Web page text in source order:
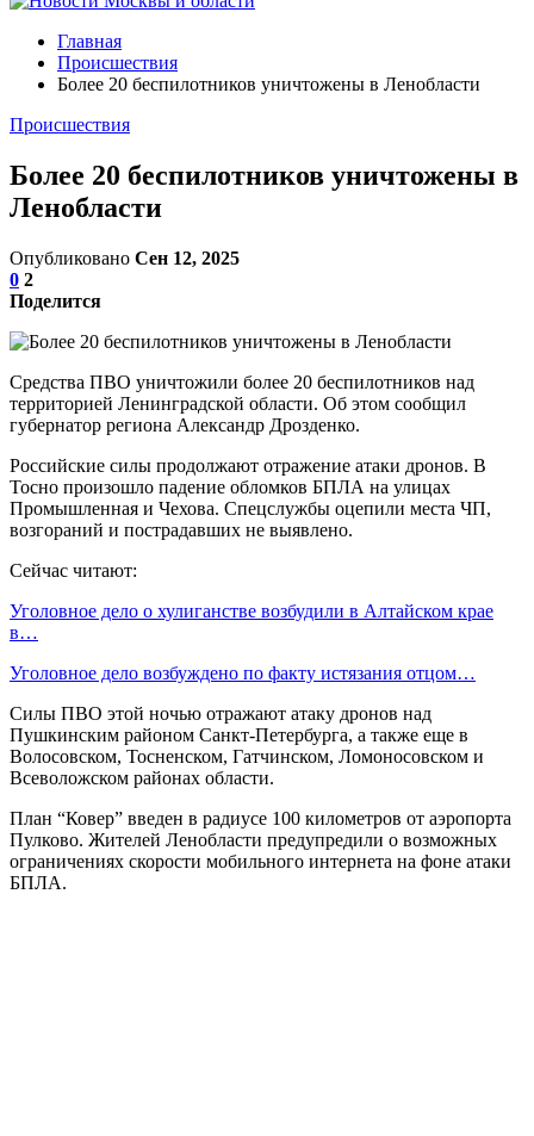
Главная
Происшествия
Более 20 беспилотников уничтожены в Ленобласти
Происшествия
Более 20 беспилотников уничтожены в
Ленобласти
Опубликовано Сен 12, 2025
0 2
Поделится
Средства ПВО уничтожили более 20 беспилотников над
территорией Ленинградской области. Об этом сообщил
губернатор региона Александр Дрозденко.
Российские силы продолжают отражение атаки дронов. В
Тосно произошло падение обломков БПЛА на улицах
Промышленная и Чехова. Спецслужбы оцепили места ЧП,
возгораний и пострадавших не выявлено.
Сейчас читают:
Уголовное дело о хулиганстве возбудили в Алтайском крае
в…
Уголовное дело возбуждено по факту истязания отцом…
Силы ПВО этой ночью отражают атаку дронов над
Пушкинским районом Санкт-Петербурга, а также еще в
Волосовском, Тосненском, Гатчинском, Ломоносовском и
Всеволожском районах области.
План “Ковер” введен в радиусе 100 километров от аэропорта
Пулково. Жителей Ленобласти предупредили о возможных
ограничениях скорости мобильного интернета на фоне атаки
БПЛА.